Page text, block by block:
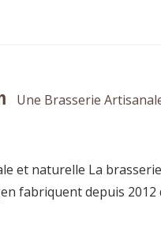
Une Brasserie
et naturelle La
fabriquent depuis